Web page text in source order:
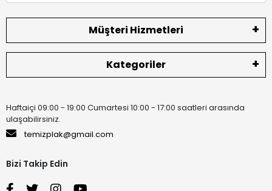
Müşteri Hizmetleri
Kategoriler
Haftaiçi 09:00 - 19:00 Cumartesi 10:00 - 17:00 saatleri arasında
ulaşabilirsiniz.
temizplak@gmail.com
Bizi Takip Edin